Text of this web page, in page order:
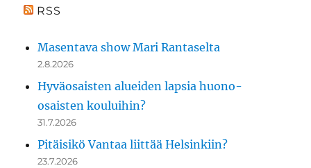
RSS
Masentava show Mari Rantaselta
2.8.2026
Hyväosaisten alueiden lapsia huono-
osaisten kouluihin?
31.7.2026
Pitäisikö Vantaa liittää Helsinkiin?
23.7.2026